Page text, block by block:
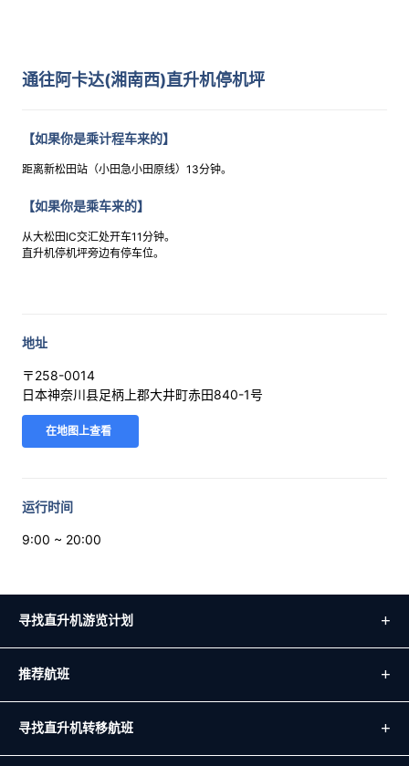
通往阿卡达(湘南西)直升机停机坪
【如果你是乘计程车来的】
距离新松田站（小田急小田原线）13分钟。
【如果你是乘车来的】
从大松田IC交汇处开车11分钟。
直升机停机坪旁边有停车位。
地址
〒258-0014
日本神奈川县足柄上郡大井町赤田840-1号
在地图上查看
运行时间
9:00 ~ 20:00
寻找直升机游览计划
推荐航班
寻找直升机转移航班